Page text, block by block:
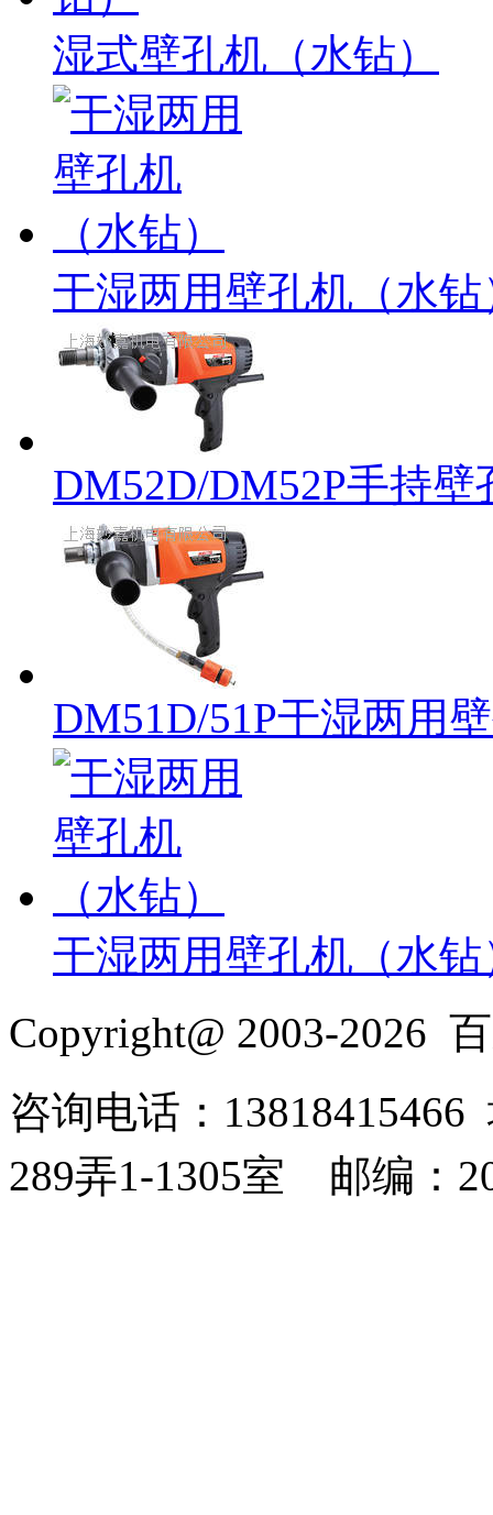
湿式壁孔机（水钻）
干湿两用壁孔机（水钻
DM52D/DM52P手持壁
DM51D/51P干湿两用
干湿两用壁孔机（水钻
Copyright@ 2003-2026 百
咨询电话：
289弄1-1305室
邮编：